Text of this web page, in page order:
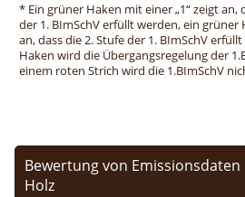
* Ein grüner Haken mit einer „1“ zeigt an,
der 1. BImSchV erfüllt werden, ein grüner
an, dass die 2. Stufe der 1. BImSchV
Haken wird die Übergangsregelung der
einem roten Strich wird die 1.BImSchV
Bewertung von
Holz